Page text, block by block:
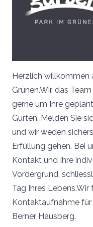
Herzlich willkommen
Grünen.Wir, das
gerne um Ihre
Gurten. Melden Sie
und wir weden
Erfüllung gehen. Bei
Kontakt und Ihre
Vordergrund,
Tag Ihres Lebens.Wir
Kontaktaufnahme
Berner Hausberg.